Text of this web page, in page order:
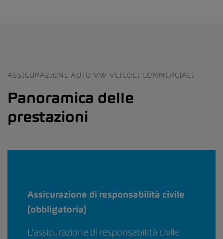
ASSICURAZIONE AUTO VW VEICOLI COMMERCIALI
Panoramica delle
prestazioni
Assicurazione di responsabilità civile
(obbligatoria)
L’assicurazione di responsabilità civile